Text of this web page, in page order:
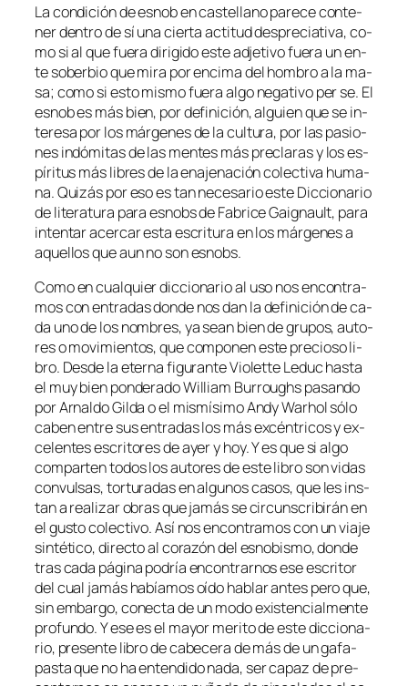
La con­di­ción de es­nob en cas­te­llano pa­re­ce con­te­
ner den­tro de sí una cier­ta ac­ti­tud des­pre­cia­ti­va, co­
mo si al que fue­ra di­ri­gi­do es­te ad­je­ti­vo fue­ra un en­
te so­ber­bio que mi­ra por en­ci­ma del hom­bro a la ma­
sa; co­mo si es­to mis­mo fue­ra al­go ne­ga­ti­vo per se. El
es­nob es más bien, por de­fi­ni­ción, al­guien que se in­
tere­sa por los már­ge­nes de la cul­tu­ra, por las pa­sio­
nes in­dó­mi­tas de las men­tes más pre­cla­ras y los es­
pí­ri­tus más li­bres de la ena­je­na­ción co­lec­ti­va hu­ma­
na. Quizás por eso es tan ne­ce­sa­rio es­te Diccionario
de li­te­ra­tu­ra pa­ra es­nobs de Fabrice Gaignault, pa­ra
in­ten­tar acer­car es­ta es­cri­tu­ra en los már­ge­nes a
aque­llos que aun no son esnobs.
Como en cual­quier dic­cio­na­rio al uso nos en­con­tra­
mos con en­tra­das don­de nos dan la de­fi­ni­ción de ca­
da uno de los nom­bres, ya sean bien de gru­pos, au­to­
res o mo­vi­mien­tos, que com­po­nen es­te pre­cio­so li­
bro. Desde la eter­na fi­gu­ran­te Violette Leduc has­ta
el muy bien pon­de­ra­do William Burroughs pa­san­do
por Arnaldo Gilda o el mis­mí­si­mo Andy Warhol só­lo
ca­ben en­tre sus en­tra­das los más ex­cén­tri­cos y ex­
ce­len­tes es­cri­to­res de ayer y hoy. Y es que si al­go
com­par­ten to­dos los au­to­res de es­te li­bro son vi­das
con­vul­sas, tor­tu­ra­das en al­gu­nos ca­sos, que les ins­
tan a rea­li­zar obras que ja­más se cir­cuns­cri­bi­rán en
el gus­to co­lec­ti­vo. Así nos en­con­tra­mos con un via­je
sin­té­ti­co, di­rec­to al co­ra­zón del es­no­bis­mo, don­de
tras ca­da pá­gi­na po­dría en­con­trar­nos ese es­cri­tor
del cual ja­más ha­bía­mos oí­do ha­blar an­tes pe­ro que,
sin em­bar­go, co­nec­ta de un mo­do exis­ten­cial­men­te
pro­fun­do. Y ese es el ma­yor me­ri­to de es­te dic­cio­na­
rio, pre­sen­te li­bro de ca­be­ce­ra de más de un ga­fa­
pas­ta que no ha en­ten­di­do na­da, ser ca­paz de pre­